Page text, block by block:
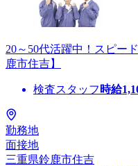
20～50代活躍中！スピー
鹿市住吉】
検査スタッフ 時給
勤務地
面接地
三重県鈴鹿市住吉